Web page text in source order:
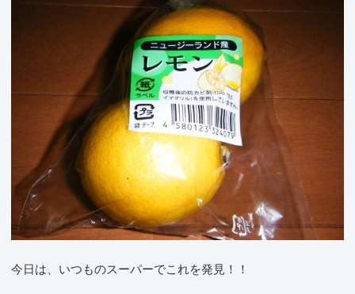
今日は、いつものスーパーでこれを発見！！